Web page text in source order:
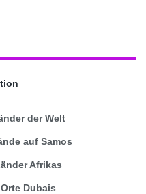
der Welt
auf Samos
Afrikas
Dubais